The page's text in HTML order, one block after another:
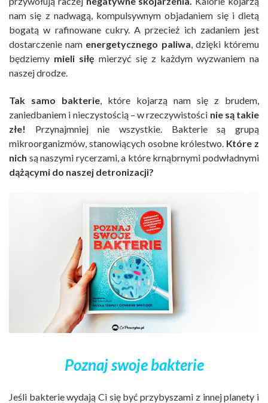
nam się z nadwagą, kompulsywnym objadaniem się i dietą
bogatą w rafinowane cukry. A przecież ich zadaniem jest
dostarczenie nam energetycznego paliwa, dzięki któremu
będziemy mieli siłę mierzyć się z każdym wyzwaniem na
naszej drodze.
Tak samo bakterie, które kojarzą nam się z brudem,
zaniedbaniem i nieczystością – w rzeczywistości nie są takie
złe!
Przynajmniej nie wszystkie. Bakterie są grupą
mikroorganizmów, stanowiących osobne królestwo. Które z
nich są naszymi rycerzami, a które krnąbrnymi podwładnymi
dążącymi do naszej detronizacji?
Poznaj swoje bakterie
Jeśli bakterie wydają Ci się być przybyszami z innej planety i